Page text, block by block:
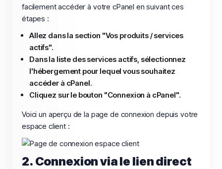
facilement accéder à votre cPanel en suivant ces
étapes :
Allez dans la section "Vos produits / services
actifs".
Dans la liste des services actifs, sélectionnez
l'hébergement pour lequel vous souhaitez
accéder à cPanel.
Cliquez sur le bouton "Connexion à cPanel".
Voici un aperçu de la page de connexion depuis votre
espace client :
2. Connexion via le lien direct